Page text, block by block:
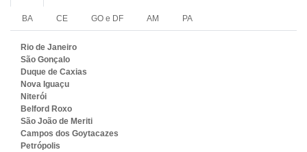
BA CE GO e DF AM PA
Rio de Janeiro
São Gonçalo
Duque de Caxias
Nova Iguaçu
Niterói
Belford Roxo
São João de Meriti
Campos dos Goytacazes
Petrópolis